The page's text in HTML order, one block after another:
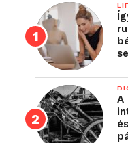
A